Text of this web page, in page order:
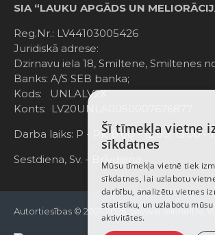
SIA “LAUKU APGĀDS UN
Reg.Nr.: LV44103005426
Juridiskā adrese:
Dzirnavu iela 18, Smiltene, Smiltenes
Banks: A/S SEB banka;
Kods: UNLALV2X
Konts: LV20UNLA0050007676877
Darba laiks: P - Pk. 8:00 - 12:00; 13:00 -
Sestdiena, Sv. - Brīvdiena
Autortiesības © 2021-2025, www.e-einhell.lv,
Šī tīmekļa vietne
sīkdatnes
Mūsu tīmekļa vietnē tiek
sīkdatnes, lai uzlabotu
darbību, analizētu vietnes
statistiku, un uzlabotu
aktivitātes.